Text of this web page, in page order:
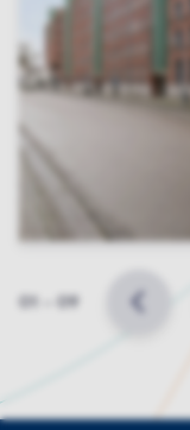
Slide 09 VORIGE